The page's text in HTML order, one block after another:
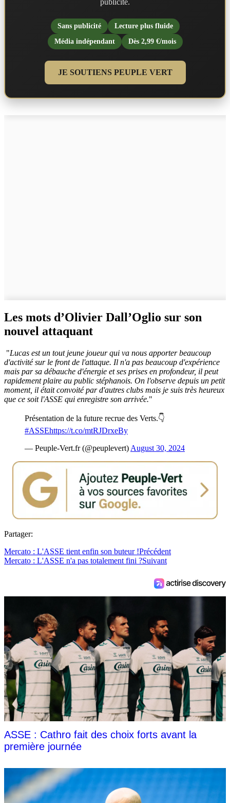
publicité.
Sans publicité
Lecture plus fluide
Média indépendant
Dès 2,99 €/mois
JE SOUTIENS PEUPLE VERT
Les mots d’Olivier Dall’Oglio sur son
nouvel attaquant
"Lucas estun tout jeune joueur qui va nous apporter beaucoup
d'activité sur le front de l'attaque. Il n'a pas beaucoup d'expérience
mais par sa débauche d'énergie et ses prises en profondeur, il peut
rapidement plaire au public stéphanois. On l'observe depuis un petit
moment, il était convoité par d'autres clubs mais je suis très heureux
que ce soit l'ASSE qui enregistre son arrivée."
Présentation de la future recrue des Verts.👇
#ASSEhttps://t.co/mtRJDrxeBy
— Peuple-Vert.fr (@peuplevert) August 30, 2024
Partager:
Mercato : L'ASSE tient enfin son buteur !Précédent
Mercato : L'ASSE n'a pas totalement fini ?Suivant
ASSE : Cathro fait des choix forts avant la
première journée